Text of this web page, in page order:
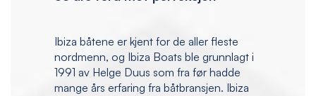
Ibiza båtene er kjent for de aller fleste
nordmenn, og Ibiza Boats ble grunnlagt i
1991 av Helge Duus som fra før hadde
mange års erfaring fra båtbransjen. Ibiza